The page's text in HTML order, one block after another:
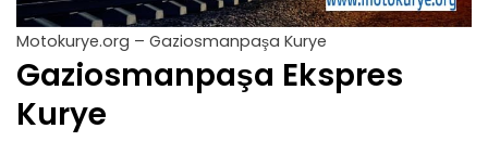
Motokurye.org – Gaziosmanpaşa Kurye
Gaziosmanpaşa Ekspres
Kurye